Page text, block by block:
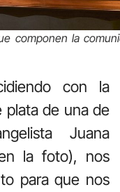
componen la
con la
plata de una de
Juana
la foto), nos
para que nos